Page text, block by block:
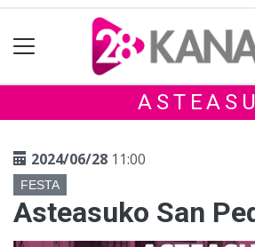
ASTEASU
2024/06/28 11:00
FESTA
Asteasuko San